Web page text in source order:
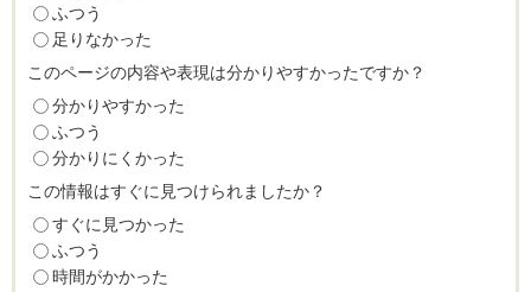
ふつう
足りなかった
このページの内容や表現は分かりやすかったですか？
分かりやすかった
ふつう
分かりにくかった
この情報はすぐに見つけられましたか？
すぐに見つかった
ふつう
時間がかかった